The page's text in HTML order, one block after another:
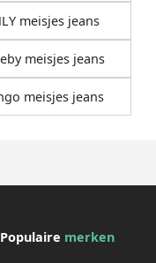
meisjes jeans
meisjes jeans
meisjes jeans
Populaire merken